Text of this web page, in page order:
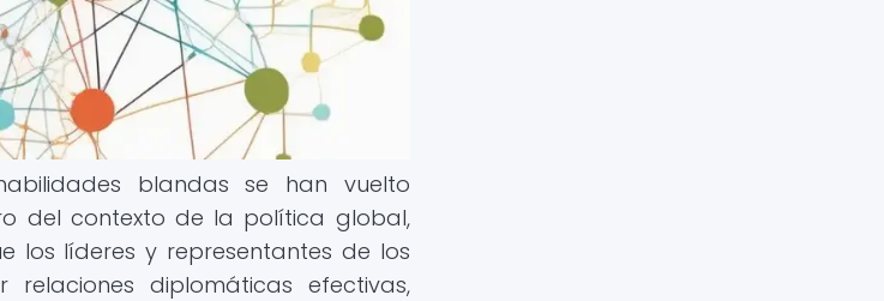
blandas se han vuelto
del contexto de la política global,
los líderes y representantes de los
diplomáticas efectivas,